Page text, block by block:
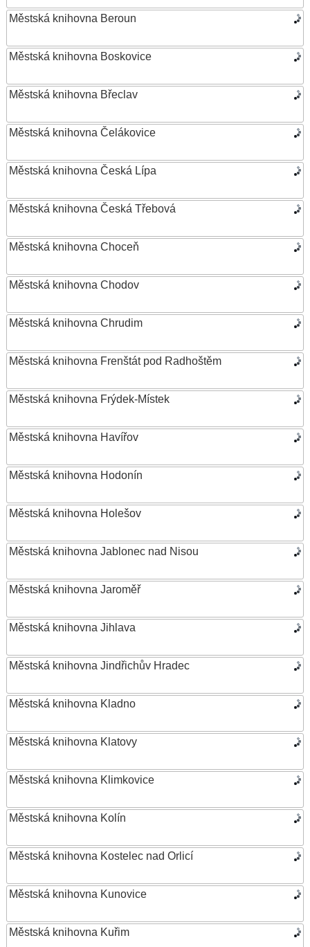
Městská knihovna Beroun
Městská knihovna Boskovice
Městská knihovna Břeclav
Městská knihovna Čelákovice
Městská knihovna Česká Lípa
Městská knihovna Česká Třebová
Městská knihovna Choceň
Městská knihovna Chodov
Městská knihovna Chrudim
Městská knihovna Frenštát pod Radhoštěm
Městská knihovna Frýdek-Místek
Městská knihovna Havířov
Městská knihovna Hodonín
Městská knihovna Holešov
Městská knihovna Jablonec nad Nisou
Městská knihovna Jaroměř
Městská knihovna Jihlava
Městská knihovna Jindřichův Hradec
Městská knihovna Kladno
Městská knihovna Klatovy
Městská knihovna Klimkovice
Městská knihovna Kolín
Městská knihovna Kostelec nad Orlicí
Městská knihovna Kunovice
Městská knihovna Kuřim